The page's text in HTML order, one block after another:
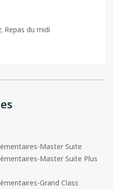
Repas du midi
Master Suite
Master Suite Plus
Grand Class